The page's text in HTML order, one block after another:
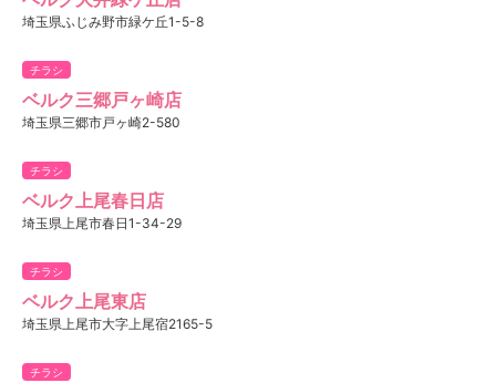
埼玉県ふじみ野市緑ケ丘1-5-8
チラシ
ベルク三郷戸ヶ崎店
埼玉県三郷市戸ヶ崎2-580
チラシ
ベルク上尾春日店
埼玉県上尾市春日1-34-29
チラシ
ベルク上尾東店
埼玉県上尾市大字上尾宿2165-5
チラシ